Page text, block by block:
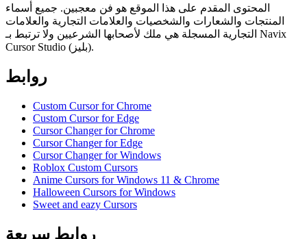
المحتوى المقدم على هذا الموقع هو فن معجبين. جميع أسماء
المنتجات والشعارات والشخصيات والعلامات التجارية والعلامات
التجارية المسجلة هي ملك لأصحابها الشرعيين ولا ترتبط بـ Navix
Cursor Studio (بليز).
روابط
Custom Cursor for Chrome
Custom Cursor for Edge
Cursor Changer for Chrome
Cursor Changer for Edge
Cursor Changer for Windows
Roblox Custom Cursors
Anime Cursors for Windows 11 & Chrome
Halloween Cursors for Windows
Sweet and eazy Cursors
روابط سريعة